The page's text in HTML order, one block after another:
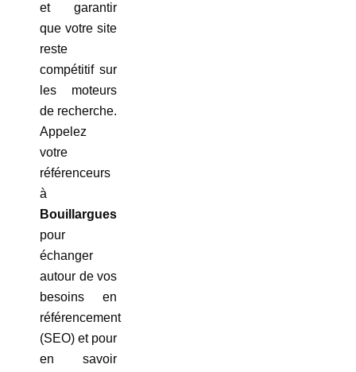
et garantir
que votre site
reste
compétitif sur
les moteurs
de recherche.
Appelez
votre
référenceurs
à
Bouillargues
pour
échanger
autour de vos
besoins en
référencement
(SEO) et pour
en savoir